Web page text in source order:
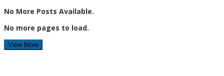
No More Posts Available.
No more pages to load.
View More